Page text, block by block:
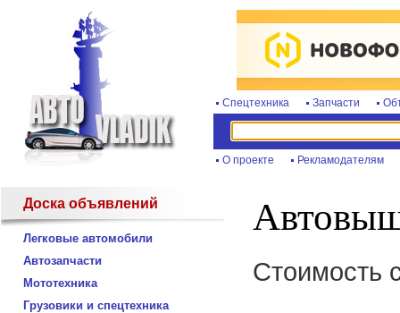
Спецтехника Запчасти
О проекте Рекламодателям
Доска объявлений
Легковые автомобили
Автозапчасти
Мототехника
Грузовики и спецтехника
Стоимость